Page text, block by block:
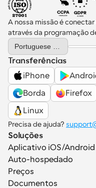
A nossa missão é
através da programação
Select Language
Transferências
iPhone
Borda
Firefox
Linux
Precisa de ajuda?
Soluções
Aplicativo iOS/Android
Auto-hospedado
Preços
Documentos